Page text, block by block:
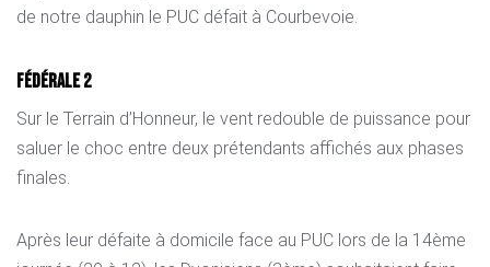
de notre dauphin le PUC défait à Courbevoie.
Fédérale 2
Sur le Terrain d’Honneur, le vent redouble de puissance pour
saluer le choc entre deux prétendants affichés aux phases
finales.
Après leur défaite à domicile face au PUC lors de la 14ème